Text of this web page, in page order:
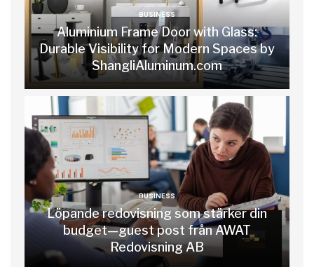
BUSINESS
Aluminium Frame Door with Glass:
Durable Visibility for Modern Spaces by
ShangliAluminum.com
BUSINESS
Löpande redovisning som stärker din
budget—guest post från AWAT
Redovisning AB